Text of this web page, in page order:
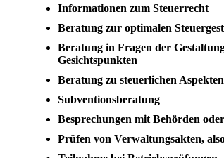
Informationen zum Steuerrecht
Beratung zur optimalen
Beratung in Fragen der
Gesichtspunkten
Beratung zu steuerlichen
Subventionsberatung
Besprechungen mit Behörden
Prüfen von Verwaltungsakten,